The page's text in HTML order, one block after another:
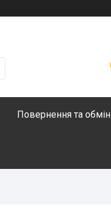
Повернення та обмін